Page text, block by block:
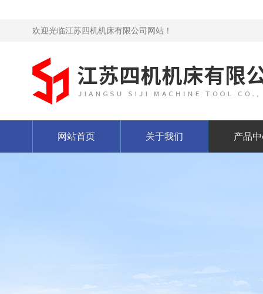
欢迎光临江苏四机机床有限公司网站！
网站首页 关于我们 产品